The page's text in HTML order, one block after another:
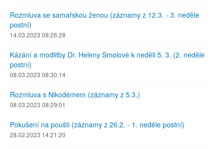
Rozmluva se samařskou ženou (záznamy z 12.3. - 3. neděle
postní)
14.03.2023 08:26:28
Kázání a modlitby Dr. Heleny Smolové k neděli 5. 3. (2. neděle
postní)
08.03.2023 08:30:14
Rozmluva s Nikodémem (záznamy z 5.3.)
08.03.2023 08:29:01
Pokušení na poušti (záznamy z 26.2. - 1. neděle postní)
28.02.2023 14:21:20